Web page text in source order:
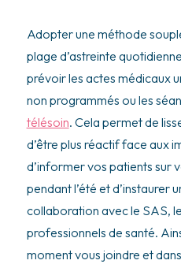
Adopter une méthode
plage d’astreinte
prévoir les actes médicaux
non programmés ou les
télésoin. Cela permet de
d’être plus réactif face aux
d’informer vos patients sur
pendant l’été et d’instaurer
collaboration avec le SAS,
professionnels de santé.
moment vous joindre et